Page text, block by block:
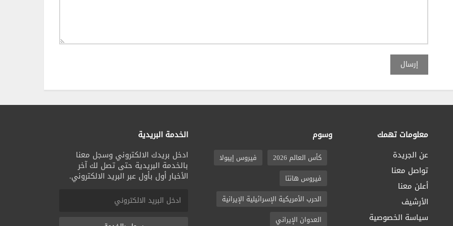
إرسال
الخدمة البريدية
ادخل بريدك الالكتروني وسجل معنا
بالخدمة البريدية حتى تصل لك آخر
الأخبار أول بأول عبر البريد الالكتروني.
وسوم
كأس العالم 2026
فيروس إيبولا
فيروس هانتا
الحرب الأمريكية الإسرائيلية الإيرانية
العدوان الإيراني
معلومات تهمك
عن الجريدة
تواصل معنا
أعلن معنا
الأرشيف
سياسة الخصوصية